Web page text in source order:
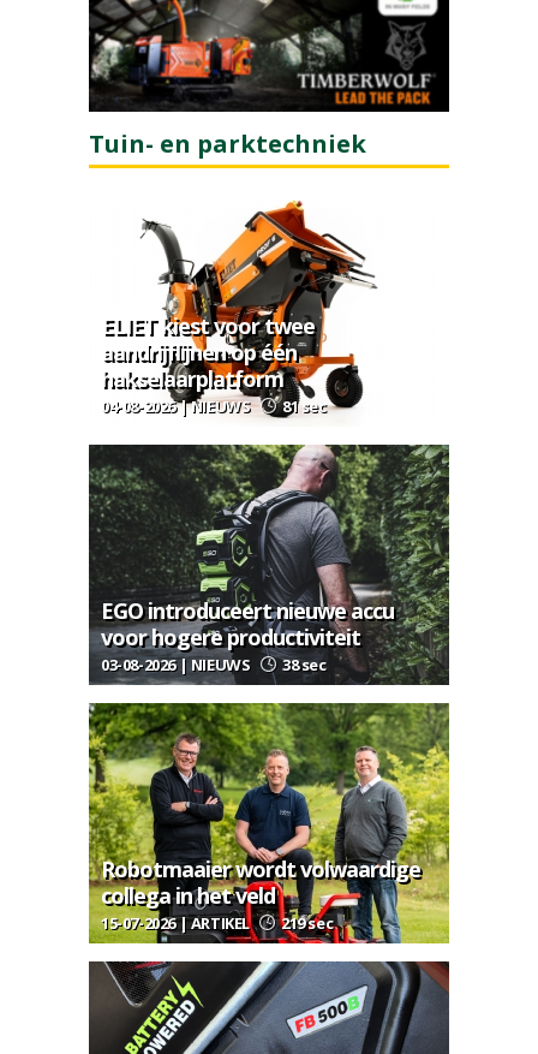
Tuin- en parktechniek
ELIET kiest voor twee
aandrijflijnen op één
hakselaarplatform
04-08-2026 | NIEUWS 81 sec
EGO introduceert nieuwe accu
voor hogere productiviteit
03-08-2026 | NIEUWS 38 sec
Robotmaaier wordt volwaardige
collega in het veld
15-07-2026 | ARTIKEL 219 sec